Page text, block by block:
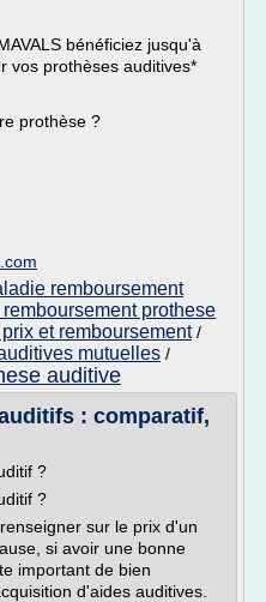
bénéficiez jusqu'à
vos prothèses auditives*
prothèse ?
remboursement
remboursement prothese
et remboursement/
mutuelles /
auditive
: comparatif,
?
?
sur le prix d'un
si avoir une bonne
important de bien
d'aides auditives.